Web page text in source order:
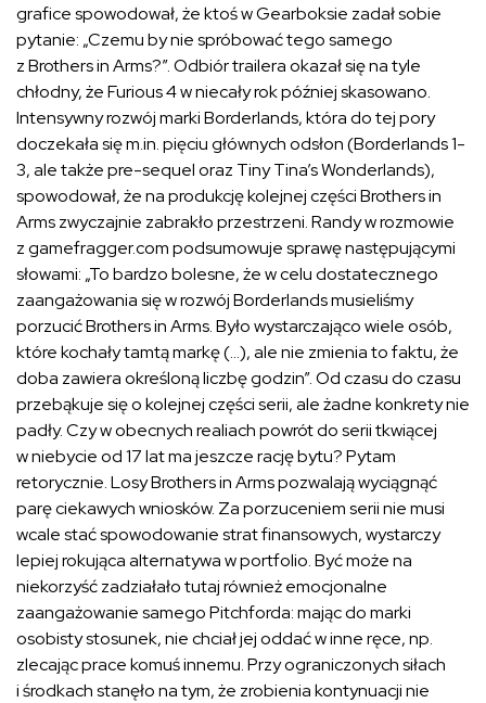
grafice spowodował, że ktoś w Gearboksie zadał sobie
pytanie: „Czemu by nie spróbować tego samego
z Brothers in Arms?”. Odbiór trailera okazał się na tyle
chłodny, że Furious 4 w niecały rok później skasowano.
Intensywny rozwój marki Borderlands, która do tej pory
doczekała się m.in. pięciu głównych odsłon (Borderlands 1-
3, ale także pre-sequel oraz Tiny Tina’s Wonderlands),
spowodował, że na produkcję kolejnej części Brothers in
Arms zwyczajnie zabrakło przestrzeni. Randy w rozmowie
z gamefragger.com podsumowuje sprawę następującymi
słowami: „To bardzo bolesne, że w celu dostatecznego
zaangażowania się w rozwój Borderlands musieliśmy
porzucić Brothers in Arms. Było wystarczająco wiele osób,
które kochały tamtą markę (…), ale nie zmienia to faktu, że
doba zawiera określoną liczbę godzin”. Od czasu do czasu
przebąkuje się o kolejnej części serii, ale żadne konkrety nie
padły. Czy w obecnych realiach powrót do serii tkwiącej
w niebycie od 17 lat ma jeszcze rację bytu? Pytam
retorycznie. Losy Brothers in Arms pozwalają wyciągnąć
parę ciekawych wniosków. Za porzuceniem serii nie musi
wcale stać spowodowanie strat finansowych, wystarczy
lepiej rokująca alternatywa w portfolio. Być może na
niekorzyść zadziałało tutaj również emocjonalne
zaangażowanie samego Pitchforda: mając do marki
osobisty stosunek, nie chciał jej oddać w inne ręce, np.
zlecając prace komuś innemu. Przy ograniczonych siłach
i środkach stanęło na tym, że zrobienia kontynuacji nie